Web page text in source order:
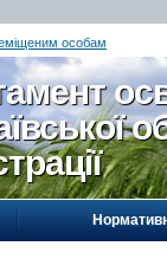
особам